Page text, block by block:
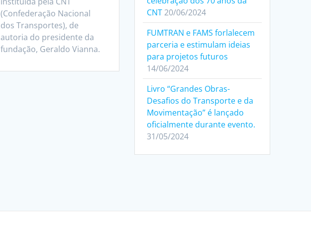
(Confederação Nacional
dos Transportes), de
autoria do presidente da
fundação, Geraldo Vianna.
CNT 20/06/2024
FUMTRAN e FAMS forlalecem
parceria e estimulam ideias
para projetos futuros
14/06/2024
Livro “Grandes Obras-
Desafios do Transporte e da
Movimentação” é lançado
oficialmente durante evento.
31/05/2024